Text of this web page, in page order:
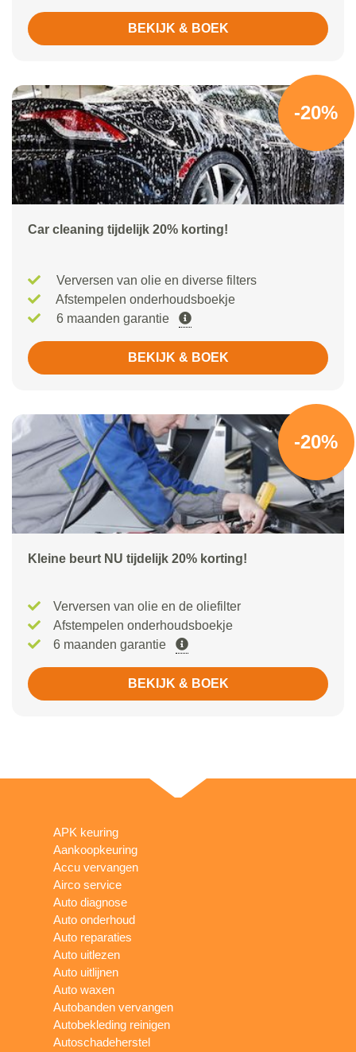
BEKIJK & BOEK
-20%
Car cleaning tijdelijk 20% korting!
Verversen van olie en diverse filters
Afstempelen onderhoudsboekje
6 maanden garantie
BEKIJK & BOEK
-20%
Kleine beurt NU tijdelijk 20% korting!
Verversen van olie en de oliefilter
Afstempelen onderhoudsboekje
6 maanden garantie
BEKIJK & BOEK
APK keuring
Aankoopkeuring
Accu vervangen
Airco service
Auto diagnose
Auto onderhoud
Auto reparaties
Auto uitlezen
Auto uitlijnen
Auto waxen
Autobanden vervangen
Autobekleding reinigen
Autoschadeherstel